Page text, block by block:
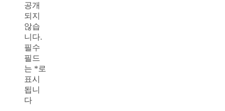
공개
되지
않습
니다.
필수
필드
는 * 로
표시
됩니
다